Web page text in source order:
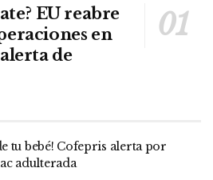
EU reabre
en
de
tu bebé! Cofepris alerta por
adulterada